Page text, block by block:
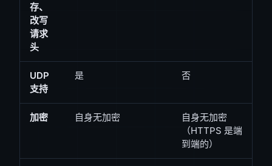
存、
改写
请求
头
UDP
支持
是 否
加密 自身无加密
自身无加密
（HTTPS 是端
到端的）